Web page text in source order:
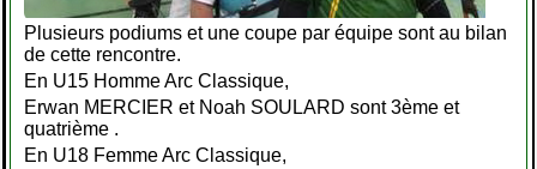
Plusieurs podiums et une coupe par équipe sont au bilan
de cette rencontre.
En U15 Homme Arc Classique,
Erwan MERCIER et Noah SOULARD sont 3ème et
quatrième .
En U18 Femme Arc Classique,